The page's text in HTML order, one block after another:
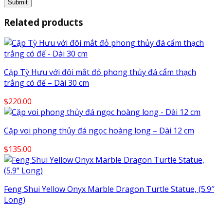
Related products
Cặp Tỳ Hưu với đôi mắt đỏ phong thủy đá cẩm thạch
trắng có đế – Dài 30 cm
$220.00
Cặp voi phong thủy đá ngọc hoàng long – Dài 12 cm
$135.00
Feng Shui Yellow Onyx Marble Dragon Turtle Statue, (5.9″
Long)